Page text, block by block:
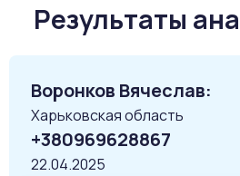
Результаты
Воронков Вячеслав:
Харьковская область
+380969628867
22.04.2025